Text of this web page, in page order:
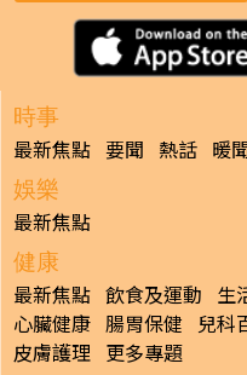
時事
最新焦點 要聞 熱話 暖
娛樂
最新焦點
健康
最新焦點 飲食及運動 生
心臟健康 腸胃保健 兒科
皮膚護理 更多專題